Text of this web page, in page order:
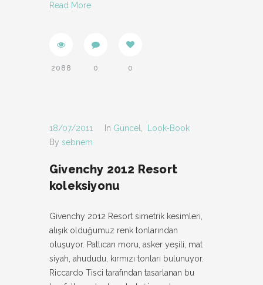
Read More
2088 0 0
18/07/2011 In Güncel
Look-Book
By sebnem
Givenchy 2012 Resort
koleksiyonu
Givenchy 2012 Resort simetrik kesimleri,
alışık olduğumuz renk tonlarından
oluşuyor. Patlıcan moru, asker yeşili, mat
siyah, ahududu, kırmızı tonları bulunuyor.
Riccardo Tisci tarafından tasarlanan bu